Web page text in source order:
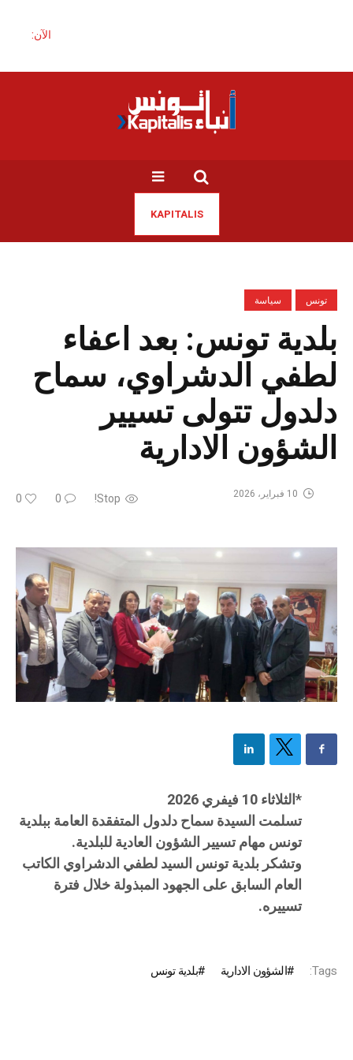
الآن:
KAPITALIS
تونس سياسة
بلدية تونس: بعد اعفاء
لطفي الدشراوي، سماح
دلدول تتولى تسيير
الشؤون الادارية
Stop!
0
0 10 فبراير، 2026
*الثلاثاء 10 فيفري 2026
تسلمت السيدة سماح دلدول المتفقدة العامة ببلدية
تونس مهام تسيير الشؤون العادية للبلدية.
وتشكر بلدية تونس السيد لطفي الدشراوي الكاتب
العام السابق على الجهود المبذولة خلال فترة
تسييره.
Tags: الشؤون الادارية بلدية تونس